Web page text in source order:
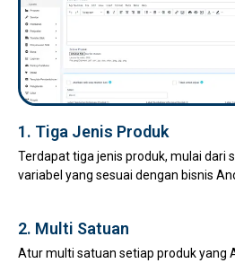
1. Tiga Jenis Produk
Terdapat tiga jenis produk, mulai dari
variabel yang sesuai dengan bisnis
2. Multi Satuan
Atur multi satuan setiap produk yang